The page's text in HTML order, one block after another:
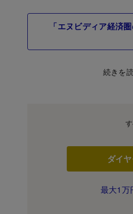
「エヌビディア経済
続きを
ダイ
最大1万